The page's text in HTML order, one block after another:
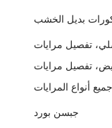
بديل الخشب
تفصيل مرايات
تفصيل مرايات
أنواع المرايات
جبسن بورد